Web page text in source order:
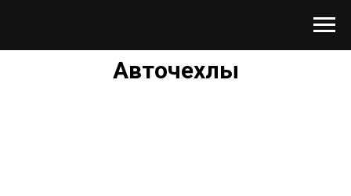
Авточехлы